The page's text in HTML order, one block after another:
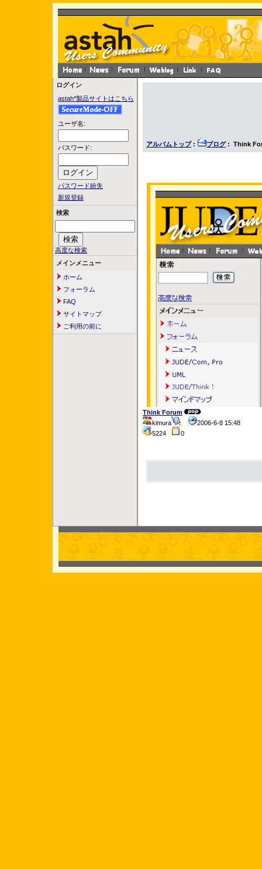
ログイン
astah*製品サイトはこちら
ユーザ名:
パスワード:
パスワード紛失
新規登録
検索
高度な検索
メインメニュー
ホーム
フォーラム
FAQ
サイトマップ
ご利用の前に
アルバムトップ: ブログ: Think
Think Forum
kimura
2006-6-8 15:48
5224
0